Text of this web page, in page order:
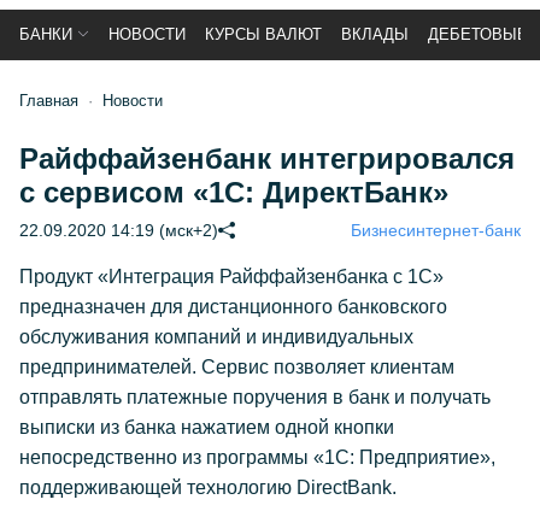
БАНКИ НОВОСТИ КУРСЫ ВАЛЮТ ВКЛАДЫ ДЕБЕТОВЫЕ
Главная Новости
Райффайзенбанк интегрировался
с сервисом «1С: ДиректБанк»
22.09.2020 14:19 (мск+2) Бизнесинтернет-банк
Продукт «Интеграция Райффайзенбанка с 1С»
предназначен для дистанционного банковского
обслуживания компаний и индивидуальных
предпринимателей. Сервис позволяет клиентам
отправлять платежные поручения в банк и получать
выписки из банка нажатием одной кнопки
непосредственно из программы «1С: Предприятие»,
поддерживающей технологию DirectBank.